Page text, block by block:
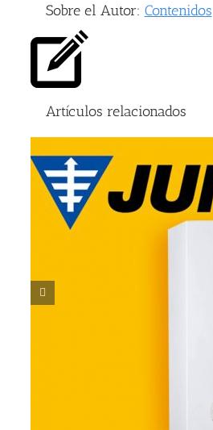
Sobre el Autor: Contenidos
Artículos relacionados